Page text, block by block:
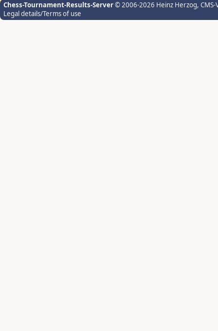
Chess-Tournament-Results-Server© 2006-2026 Heinz Herzog,
Legal details/Terms of use